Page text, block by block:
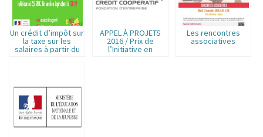
Un crédit d’impôt sur
la taxe sur les
salaires à partir du
APPEL À PROJETS
2016 / Prix de
l’Initiative en
Les rencontres
associatives